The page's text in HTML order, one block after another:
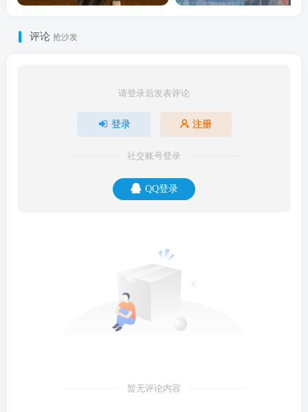
评论 抢沙发
请登录后发表评论
登录 注册
社交账号登录
QQ登录
暂无评论内容